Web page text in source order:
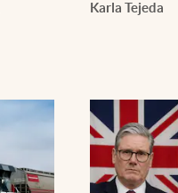
Karla Tejeda